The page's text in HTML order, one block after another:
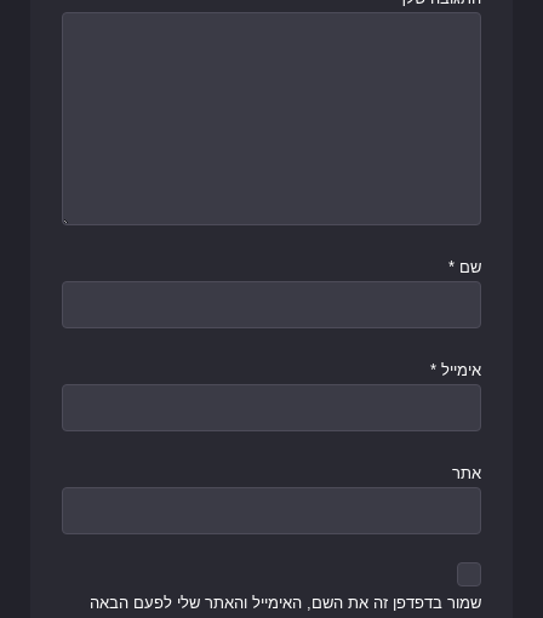
שם *
אימייל *
אתר
שמור בדפדפן זה את השם, האימייל והאתר שלי לפעם הבאה